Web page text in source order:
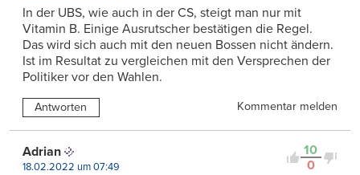
In der UBS, wie auch in der CS, steigt man nur mit
Vitamin B. Einige Ausrutscher bestätigen die Regel.
Das wird sich auch mit den neuen Bossen nicht ändern.
Ist im Resultat zu vergleichen mit den Versprechen der
Politiker vor den Wahlen.
Antworten Kommentar melden
10
0
Adrian
18.02.2022 um 07:49